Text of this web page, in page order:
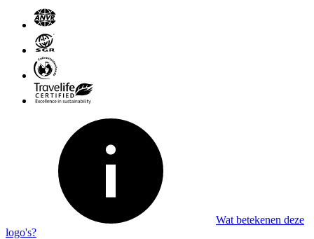
Wat betekenen deze
logo's?